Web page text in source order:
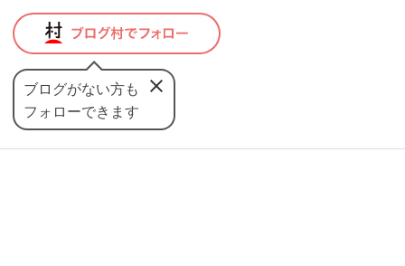
ブログがない方も
フォローできます